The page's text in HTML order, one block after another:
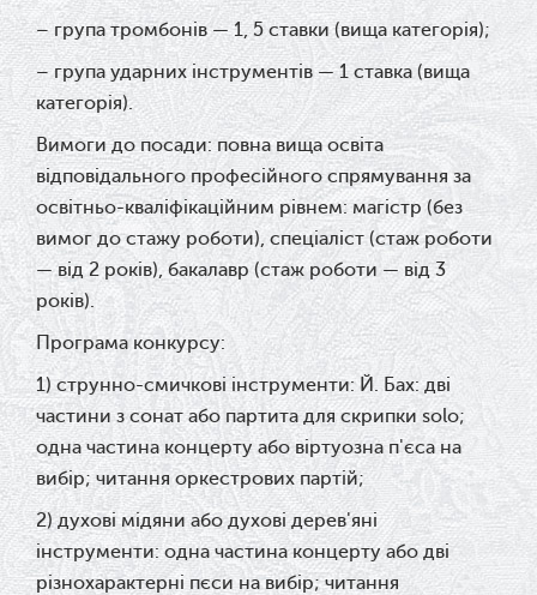
– група тромбонів — 1, 5 ставки (вища категорія);
– група ударних інструментів — 1 ставка (вища
категорія).
Вимоги до посади: повна вища освіта
відповідального професійного спрямування за
освітньо-кваліфікаційним рівнем: магістр (без
вимог до стажу роботи), спеціаліст (стаж роботи
— від 2 років), бакалавр (стаж роботи — від 3
років).
Програма конкурсу:
1) струнно-смичкові інструменти: Й. Бах: дві
частини з сонат або партита для скрипки solo;
одна частина концерту або віртуозна п'єса на
вибір; читання оркестрових партій;
2) духові мідяни або духові дерев'яні
інструменти: одна частина концерту або дві
різнохарактерні пєси на вибір; читання